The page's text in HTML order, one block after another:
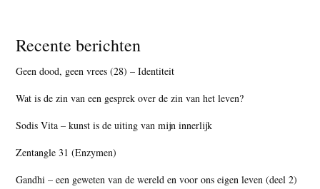
Recente berichten
Geen dood, geen vrees (28) – Identiteit
Wat is de zin van een gesprek over de zin van het leven?
Sodis Vita – kunst is de uiting van mijn innerlijk
Zentangle 31 (Enzymen)
Gandhi – een geweten van de wereld en voor ons eigen leven (deel 2)